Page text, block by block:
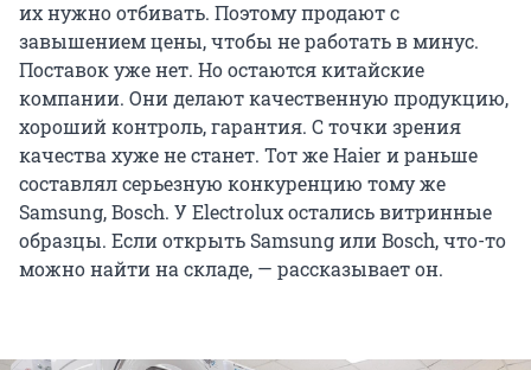
их нужно отбивать. Поэтому продают с
завышением цены, чтобы не работать в минус.
Поставок уже нет. Но остаются китайские
компании. Они делают качественную продукцию,
хороший контроль, гарантия. С точки зрения
качества хуже не станет. Тот же Haier и раньше
составлял серьезную конкуренцию тому же
Samsung, Bosch. У Electrolux остались витринные
образцы. Если открыть Samsung или Bosch, что-то
можно найти на складе, — рассказывает он.